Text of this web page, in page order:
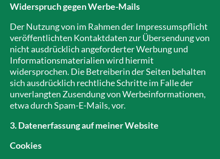
Widerspruch gegen Werbe-Mails
Der Nutzung von im Rahmen der Impressumspflicht
veröffentlichten Kontaktdaten zur Übersendung von
nicht ausdrücklich angeforderter Werbung und
Informationsmaterialien wird hiermit
widersprochen. Die Betreiberin der Seiten behalten
sich ausdrücklich rechtliche Schritte im Falle der
unverlangten Zusendung von Werbeinformationen,
etwa durch Spam-E-Mails, vor.
3. Datenerfassung auf meiner Website
Cookies